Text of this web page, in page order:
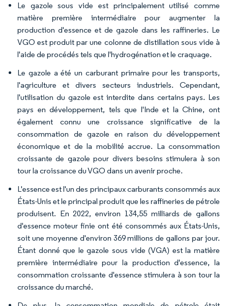
Le gazole sous vide est principalement utilisé comme
matière première intermédiaire pour augmenter la
production d'essence et de gazole dans les raffineries. Le
VGO est produit par une colonne de distillation sous vide à
l'aide de procédés tels que l'hydrogénation et le craquage.
Le gazole a été un carburant primaire pour les transports,
l'agriculture et divers secteurs industriels. Cependant,
l'utilisation du gazole est interdite dans certains pays. Les
pays en développement, tels que l'Inde et la Chine, ont
également connu une croissance significative de la
consommation de gazole en raison du développement
économique et de la mobilité accrue. La consommation
croissante de gazole pour divers besoins stimulera à son
tour la croissance du VGO dans un avenir proche.
L'essence est l'un des principaux carburants consommés aux
États-Unis et le principal produit que les raffineries de pétrole
produisent. En 2022, environ 134,55 milliards de gallons
d'essence moteur finie ont été consommés aux États-Unis,
soit une moyenne d'environ 369 millions de gallons par jour.
Étant donné que le gazole sous vide (VGA) est la matière
première intermédiaire pour la production d'essence, la
consommation croissante d'essence stimulera à son tour la
croissance du marché.